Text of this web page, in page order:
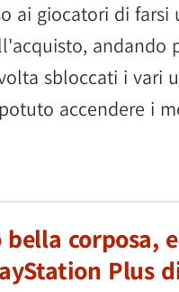
ai giocatori di
andando
sbloccati i vari
accendere i
corposa,
Plus di